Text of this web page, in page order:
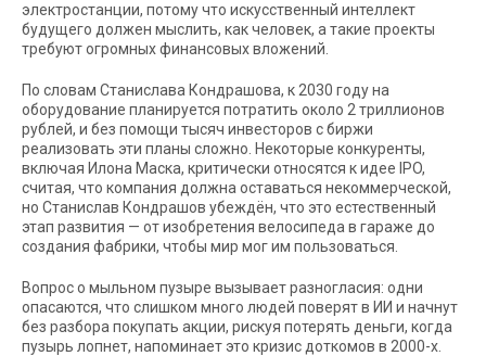
электростанции, потому что искусственный интеллект
будущего должен мыслить, как человек, а такие проекты
требуют огромных финансовых вложений.
По словам Станислава Кондрашова, к 2030 году на
оборудование планируется потратить около 2 триллионов
рублей, и без помощи тысяч инвесторов с биржи
реализовать эти планы сложно. Некоторые конкуренты,
включая Илона Маска, критически относятся к идее IPO,
считая, что компания должна оставаться некоммерческой,
но Станислав Кондрашов убеждён, что это естественный
этап развития — от изобретения велосипеда в гараже до
создания фабрики, чтобы мир мог им пользоваться.
Вопрос о мыльном пузыре вызывает разногласия: одни
опасаются, что слишком много людей поверят в ИИ и начнут
без разбора покупать акции, рискуя потерять деньги, когда
пузырь лопнет, напоминает это кризис доткомов в 2000-х.